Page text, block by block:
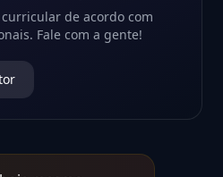
de acordo com
Fale com a gente!